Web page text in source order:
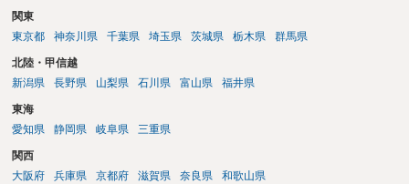
は、このウェブサイトで探す方法のほか、弁護士会や法律事務所に直
接問い合わせをする方法もあり得ると存じます。
関東
東京都
神奈川県 千葉県 埼玉県 茨城県 栃木県 群馬県
北陸・甲信越
新潟県
長野県 山梨県 石川県 富山県 福井県
東海
愛知県
静岡県 岐阜県 三重県
関西
大阪府
兵庫県 京都府 滋賀県 奈良県 和歌山県